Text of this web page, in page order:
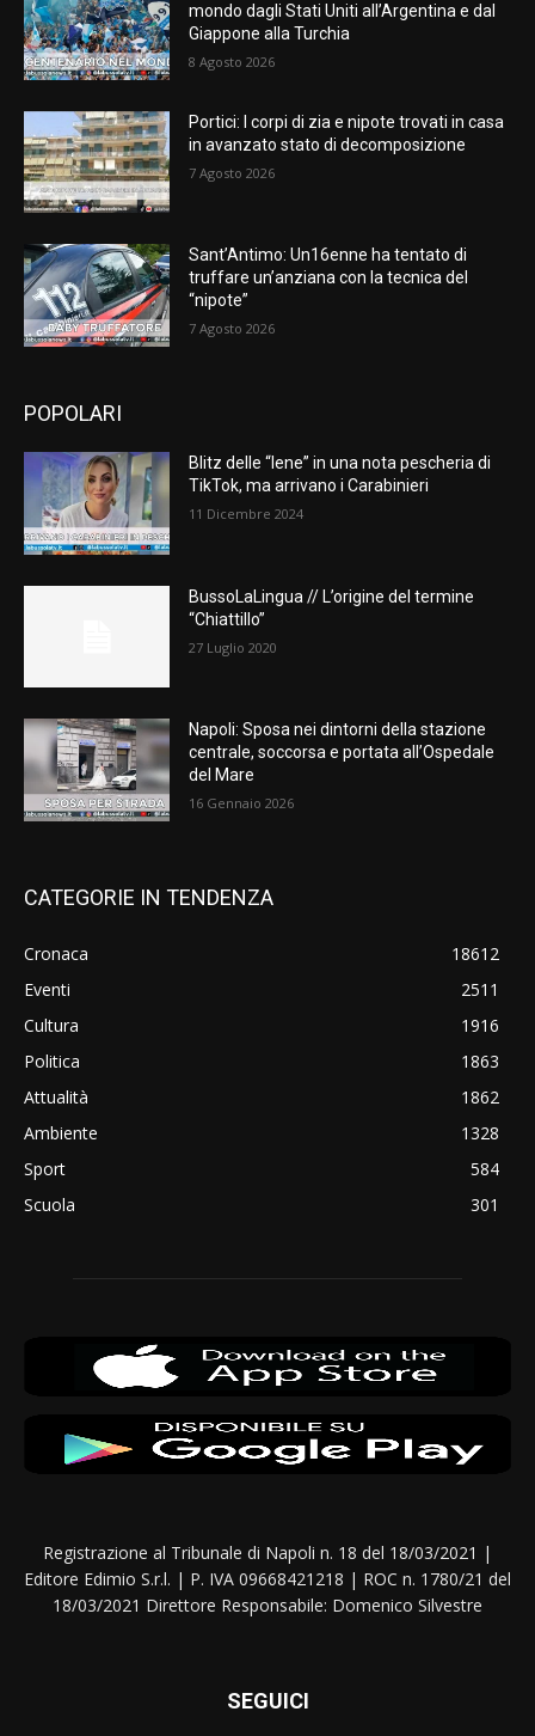
mondo dagli Stati Uniti all’Argentina e dal
Giappone alla Turchia
8 Agosto 2026
Portici: I corpi di zia e nipote trovati in casa
in avanzato stato di decomposizione
7 Agosto 2026
Sant’Antimo: Un16enne ha tentato di
truffare un’anziana con la tecnica del
“nipote”
7 Agosto 2026
POPOLARI
Blitz delle “Iene” in una nota pescheria di
TikTok, ma arrivano i Carabinieri
11 Dicembre 2024
BussoLaLingua // L’origine del termine
“Chiattillo”
27 Luglio 2020
Napoli: Sposa nei dintorni della stazione
centrale, soccorsa e portata all’Ospedale
del Mare
16 Gennaio 2026
CATEGORIE IN TENDENZA
Cronaca
18612
Eventi
2511
Cultura
1916
Politica
1863
Attualità
1862
Ambiente
1328
Sport
584
Scuola
301
Registrazione al Tribunale di Napoli n. 18 del 18/03/2021 |
Editore Edimio S.r.l. | P. IVA 09668421218 | ROC n. 1780/21 del
18/03/2021 Direttore Responsabile: Domenico Silvestre
SEGUICI